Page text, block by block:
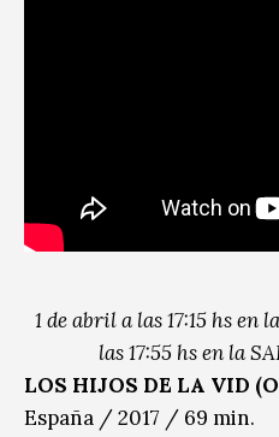
1 de abril a las 17:15 hs en
las 17:55 hs en la
LOS HIJOS DE LA VID
España / 2017 / 69 min.